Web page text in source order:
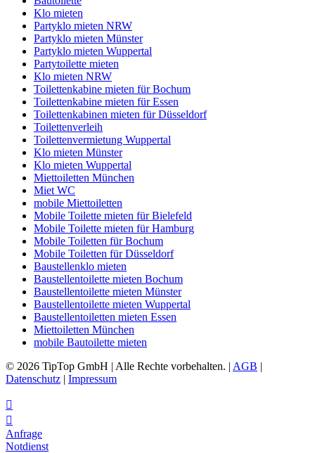
Klo mieten
Partyklo mieten NRW
Partyklo mieten Münster
Partyklo mieten Wuppertal
Partytoilette mieten
Klo mieten NRW
Toilettenkabine mieten für Bochum
Toilettenkabine mieten für Essen
Toilettenkabinen mieten für Düsseldorf
Toilettenverleih
Toilettenvermietung Wuppertal
Klo mieten Münster
Klo mieten Wuppertal
Miettoiletten München
Miet WC
mobile Miettoiletten
Mobile Toilette mieten für Bielefeld
Mobile Toilette mieten für Hamburg
Mobile Toiletten für Bochum
Mobile Toiletten für Düsseldorf
Baustellenklo mieten
Baustellentoilette mieten Bochum
Baustellentoilette mieten Münster
Baustellentoilette mieten Wuppertal
Baustellentoiletten mieten Essen
Miettoiletten München
mobile Bautoilette mieten
© 2026 TipTop GmbH | Alle Rechte vorbehalten. | AGB |
Datenschutz | Impressum


Anfrage
Notdienst